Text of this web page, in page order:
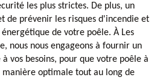
les plus strictes. De plus, un
de prévenir les risques d'incendie et
de votre poêle. À Les
nous nous engageons à fournir un
vos besoins, pour que votre poêle à
manière optimale tout au long de